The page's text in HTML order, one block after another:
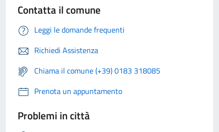
Contatta il comune
Leggi le domande frequenti
Richiedi Assistenza
Chiama il comune (+39) 0183 318085
Prenota un appuntamento
Problemi in città